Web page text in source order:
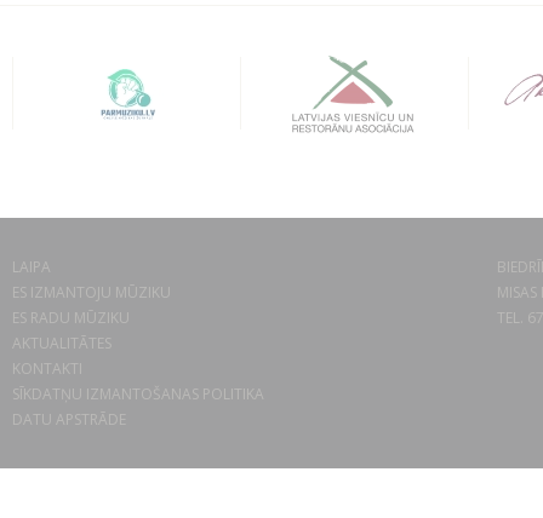
LAIPA
ES IZMANTOJU MŪZIKU
ES RADU MŪZIKU
AKTUALITĀTES
KONTAKTI
SĪKDATŅU IZMANTOŠANAS POLITIKA
DATU APSTRĀDE
TEL.